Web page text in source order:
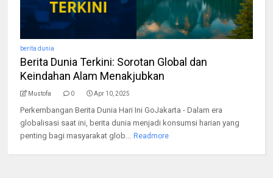
berita dunia
Berita Dunia Terkini: Sorotan Global dan
Keindahan Alam Menakjubkan
Mustofa 0 Apr 10, 2025
Perkembangan Berita Dunia Hari Ini GoJakarta - Dalam era
globalisasi saat ini, berita dunia menjadi konsumsi harian yang
penting bagi masyarakat glob...
Readmore